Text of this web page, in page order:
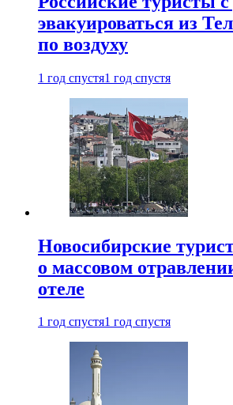
эвакуироваться из
по воздуху
1 год спустя1 год спустя
Новосибирские
о массовом
отеле
1 год спустя1 год спустя